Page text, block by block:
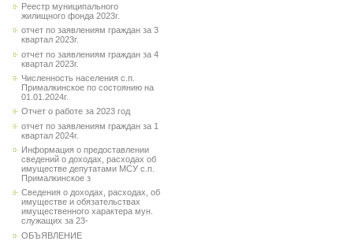
Реестр муниципального
жилищного фонда 2023г.
отчет по заявлениям граждан за 3
квартал 2023г.
отчет по заявлениям граждан за 4
квартал 2023г.
Численность населения с.п.
Прималкинское по состоянию на
01.01.2024г.
Отчет о работе за 2023 год
отчет по заявлениям граждан за 1
квартал 2024г.
Информация о предоставлении
сведений о доходах, расходах об
имуществе депутатами МСУ с.п.
Прималкинское з
Сведения о доходах, расходах, об
имуществе и обязательствах
имущественного характера мун.
служащих за 23-
ОБЪЯВЛЕНИЕ